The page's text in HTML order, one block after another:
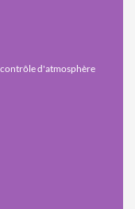
d'atmosphère